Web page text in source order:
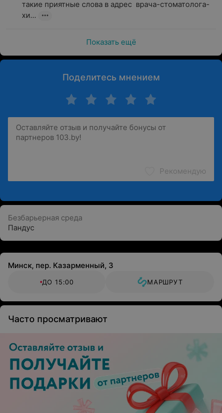
такие приятные слова в адрес  врача-стоматолога-
хи...
Показать ещё
Поделитесь мнением
Рекомендую
Безбарьерная среда
Пандус
Минск, пер. Казарменный, 3
ДО 15:00 МАРШРУТ
Часто просматривают